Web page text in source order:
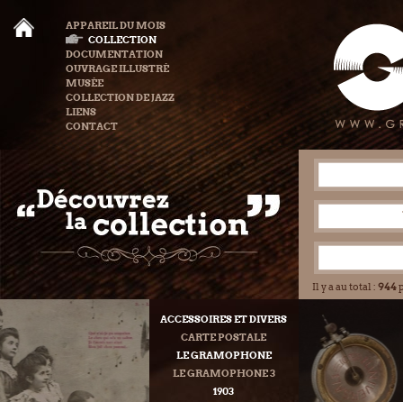
APPAREIL DU MOIS
COLLECTION
DOCUMENTATION
OUVRAGE ILLUSTRÉ
MUSÉE
COLLECTION DE JAZZ
LIENS
CONTACT
Il y a au total : 944
ACCESSOIRES ET DIVERS
CARTE POSTALE
LE GRAMOPHONE
LE GRAMOPHONE 3
1903